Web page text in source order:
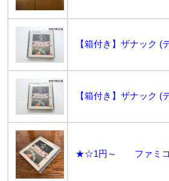
【箱付き】ザナック (
【箱付き】ザナック (